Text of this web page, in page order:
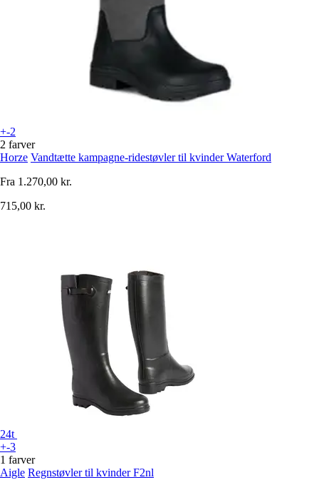
+-2
2 farver
Horze Vandtætte kampagne-ridestøvler til kvinder Waterford
Fra 1.270,00 kr.
715,00 kr.
24t
+-3
1 farver
Aigle Regnstøvler til kvinder F2nl